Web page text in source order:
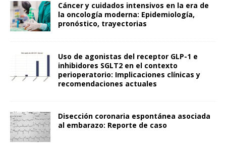
Cáncer y cuidados intensivos en la era de
la oncología moderna: Epidemiología,
pronóstico, trayectorias
Uso de agonistas del receptor GLP-1 e
inhibidores SGLT2 en el contexto
perioperatorio: Implicaciones clínicas y
recomendaciones actuales
Disección coronaria espontánea asociada
al embarazo: Reporte de caso